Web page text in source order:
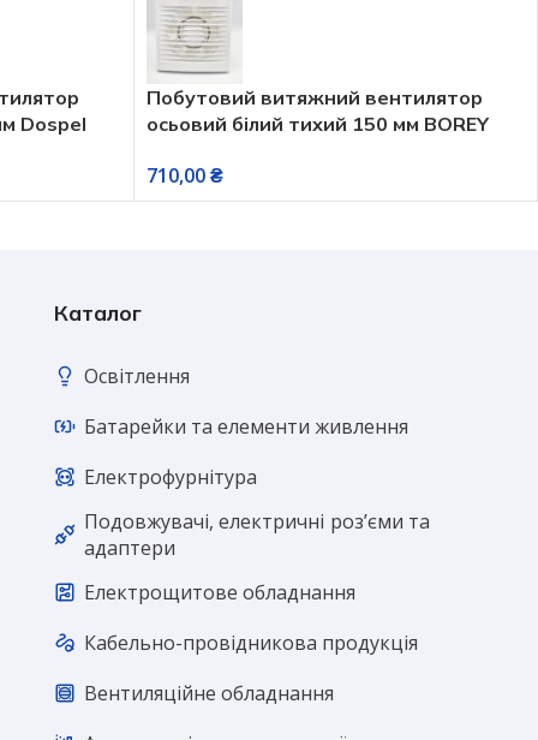
Dospel
Побутовий витяжний вентилятор
осьовий білий тихий 150 мм BOREY
710,00₴
Каталог
Освітлення
Батарейки та елементи живлення
Електрофурнітура
Подовжувачі, електричні розʼєми та
адаптери
Електрощитове обладнання
Кабельно-провідникова продукція
Вентиляційне обладнання